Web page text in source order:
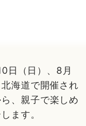
日（日）、8月
海道で開催され
、親子で楽しめ
ます。